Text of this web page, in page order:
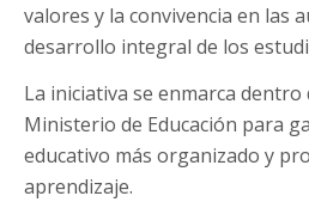
valores y la convivencia en las
desarrollo integral de los
La iniciativa se enmarca
Ministerio de Educación para
educativo más organizado y
aprendizaje.